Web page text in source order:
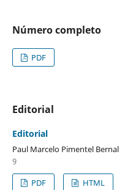
Número completo
PDF
Editorial
Editorial
Paul Marcelo Pimentel Bernal
9
PDF
HTML